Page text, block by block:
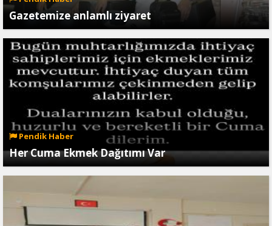
Gazetemize anlamlı ziyaret
Pendik Haber
Her Cuma Ekmek Dağıtımı Var